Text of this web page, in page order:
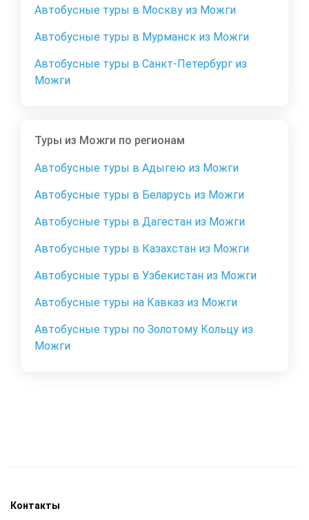
Автобусные туры в Москву из Можги
Автобусные туры в Мурманск из Можги
Автобусные туры в Санкт-Петербург из
Можги
Туры из Можги по регионам
Автобусные туры в Адыгею из Можги
Автобусные туры в Беларусь из Можги
Автобусные туры в Дагестан из Можги
Автобусные туры в Казахстан из Можги
Автобусные туры в Узбекистан из Можги
Автобусные туры на Кавказ из Можги
Автобусные туры по Золотому Кольцу из
Можги
Контакты